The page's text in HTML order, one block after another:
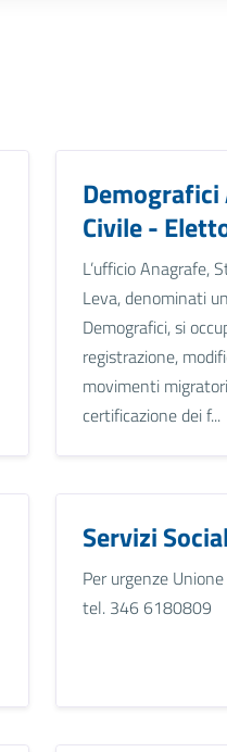
Civile -
L’ufficio Anagrafe,
Leva, denominati
Demografici, si
registrazione,
movimenti
certificazione dei f...
Servizi
Per urgenze
tel. 346 6180809